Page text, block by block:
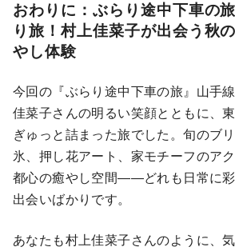
おわりに ：ぶらり途中下車の
り旅！村上佳菜子が出会う秋
やし体験
今回の『ぶらり途中下車の旅』山手
佳菜子さんの明るい笑顔とともに、
ぎゅっと詰まった旅でした。旬のブ
氷、押し花アート、家モチーフのア
都心の癒やし空間――どれも日常に
出会いばかりです。
あなたも村上佳菜子さんのように、